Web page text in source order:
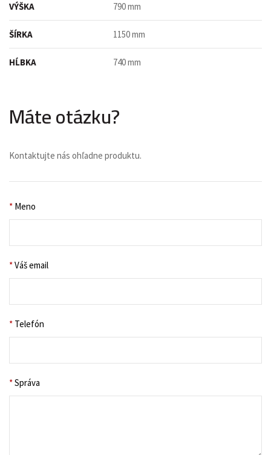
VÝŠKA 790 mm
ŠÍRKA 1150 mm
HĹBKA 740 mm
Máte otázku?
Kontaktujte nás ohľadne produktu.
* Meno
*Váš email
* Telefón
*Správa